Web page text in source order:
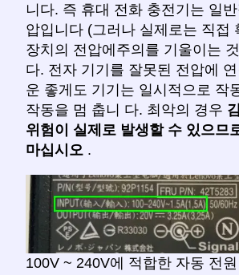
니다. 즉 휴대 전화 충전기는 일
압입니다 (그러나 실제로는 직접
장치의 전압에주의를 기울이는
다. 전자 기기를 잘못된 전압에
운 좋게도 기기는 일시적으로 작
작동을 멈 춥니 다. 최악의 경우
위험이 실제로 발생할 수 있으므
마십시오 .
100V ~ 240V에 적합한 자동 전